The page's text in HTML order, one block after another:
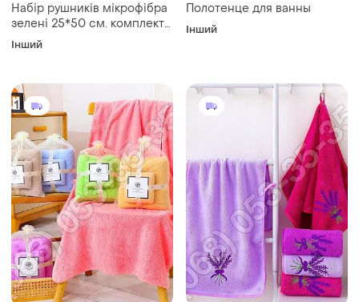
Набір рушників мікрофібра
зелені 25*50 см. комплект
рушників 10 шт. для кухні,
Інший
Полотенце для ванны
Інший